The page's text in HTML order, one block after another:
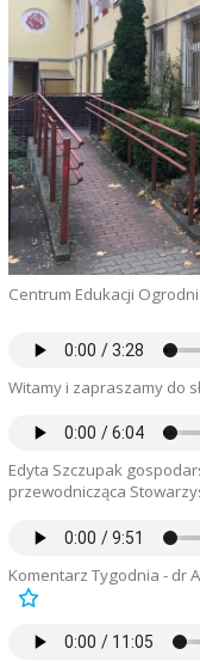
Centrum Edukacji
Witamy i zapraszamy do
Edyta Szczupak
przewodnicząca
Komentarz Tygodnia - dr